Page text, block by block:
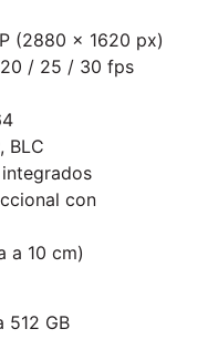
(2880 × 1620 px)
/ 25 / 30 fps
BLC
con
a 10 cm)
512 GB